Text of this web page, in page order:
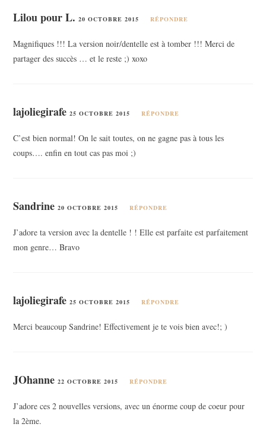
Lilou pour L. 20 OCTOBRE 2015 RÉPONDRE
Magnifiques !!! La version noir/dentelle est à tomber !!! Merci de
partager des succès … et le reste ;) xoxo
lajoliegirafe 25 OCTOBRE 2015 RÉPONDRE
C’est bien normal! On le sait toutes, on ne gagne pas à tous les
coups…. enfin en tout cas pas moi ;)
Sandrine 20 OCTOBRE 2015 RÉPONDRE
J’adore ta version avec la dentelle ! ! Elle est parfaite est parfaitement
mon genre… Bravo
lajoliegirafe 25 OCTOBRE 2015 RÉPONDRE
Merci beaucoup Sandrine! Effectivement je te vois bien avec!; )
JOhanne 22 OCTOBRE 2015 RÉPONDRE
J’adore ces 2 nouvelles versions, avec un énorme coup de coeur pour
la 2ème.